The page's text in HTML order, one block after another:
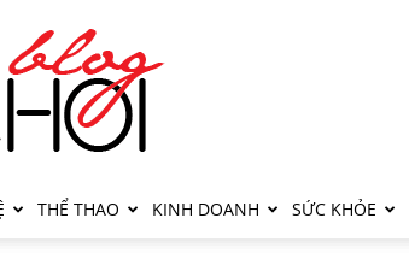
THỂ THAO KINH DOANH SỨC KHỎE